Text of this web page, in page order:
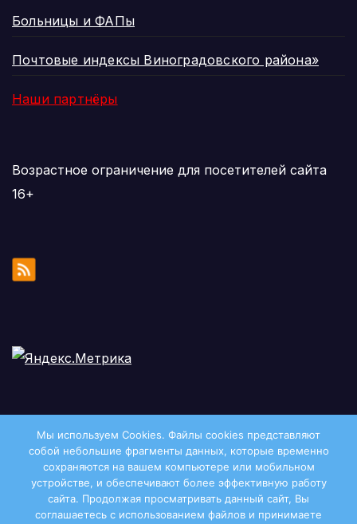
Больницы и ФАПы
Почтовые индексы Виноградовского района»
Наши партнёры
Возрастное ограничение для посетителей сайта
16+
Мы используем Cookies. Файлы сookies представляют
собой небольшие фрагменты данных, которые временно
сохраняются на вашем компьютере или мобильном
устройстве, и обеспечивают более эффективную работу
сайта. Продолжая просматривать данный сайт, Вы
соглашаетесь с использованием файлов и принимаете